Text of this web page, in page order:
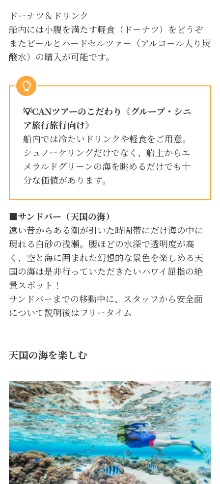
ドーナツ＆ドリンク
船内には小腹を満たす軽食（ドーナツ）をどうぞ
またビールとハードセルツァー（アルコール入り炭
酸水）の購入が可能です。
💡CANツアーのこだわり 《グループ・ シニ
ア旅行旅行向け》
船内では冷たいドリンクや軽食をご用意。
シュノーケリングだけでなく、船上からエ
メラルドグリーンの海を眺めるだけでも十
分な価値があります。
■サンドバー（天国の海）
遠い昔からある潮が引いた時間帯にだけ海の中に
現れる白砂の浅瀬。腰ほどの水深で透明度が高
く、空と海に囲まれた幻想的な景色を楽しめる天
国の海は是非行っていただきたいハワイ屈指の絶
景スポット！
サンドバーまでの移動中に、スタッフから安全面
について説明後はフリータイム
天国の海を楽しむ